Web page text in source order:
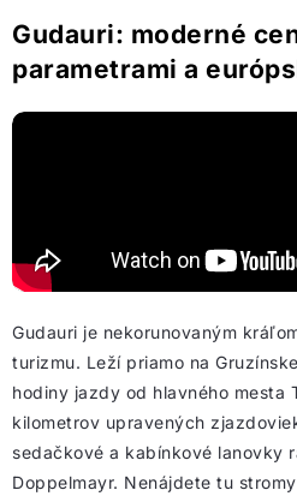
Gudauri: moderné
parametrami a
Gudauri je nekorunovaným
turizmu. Leží priamo na
hodiny jazdy od hlavného mesta
kilometrov upravených
sedačkové a kabínkové lanovky
Doppelmayr. Nenájdete tu